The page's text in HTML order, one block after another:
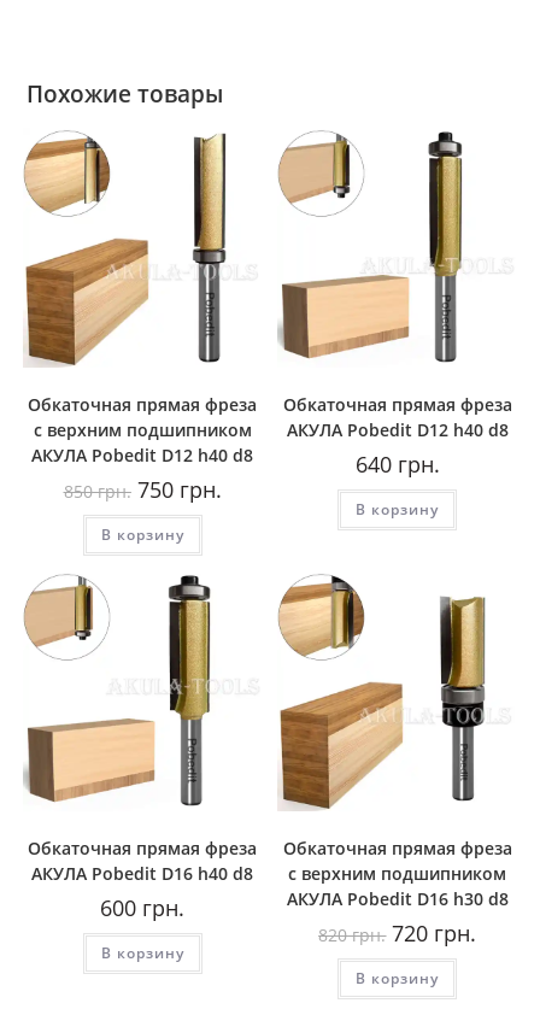
Похожие товары
Обкаточная прямая фреза
с верхним подшипником
AКУЛА Pobedit D12 h40 d8
850грн. Первоначальная
цена
составляла
850
грн..
750грн.цена:
В корзину
Обкаточная прямая фреза
AКУЛА Pobedit D12 h40 d8
640грн.
В корзину
Обкаточная прямая фреза
AКУЛА Pobedit D16 h40 d8
600 грн.
В корзину
Обкаточная прямая фреза
с верхним подшипником
AКУЛА Pobedit D16 h30 d8
820грн. Первоначальная
цена
составляла
820
грн..
720 грн.
В корзину